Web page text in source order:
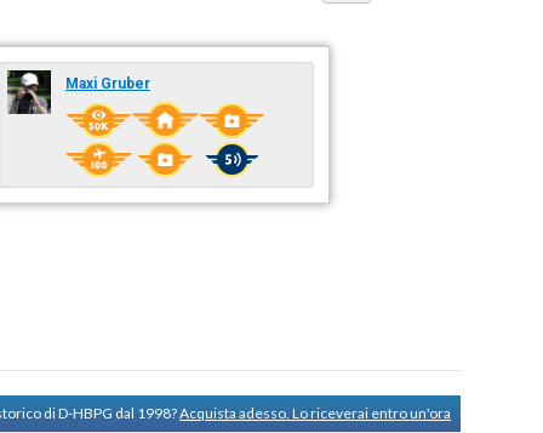
Maxi Gruber
di D-HBPG dal 1998?Acquista adesso. Lo riceverai entro un'ora